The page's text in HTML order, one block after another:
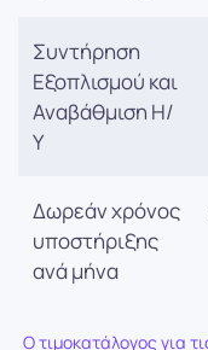
Συντήρηση
Εξοπλισμού και
Αναβάθμιση Η/
Υ
Δωρεάν χρόνος
υποστήριξης
ανά μήνα
Ο τιμοκατάλογος για